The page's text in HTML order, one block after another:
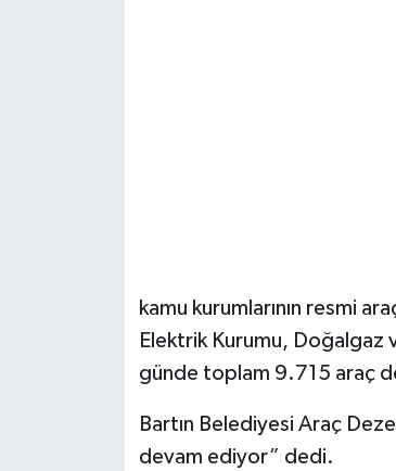
kamu kurumlarının resmi
Elektrik Kurumu, Doğalgaz
günde toplam 9.715 araç
Bartın Belediyesi Araç
devam ediyor” dedi.